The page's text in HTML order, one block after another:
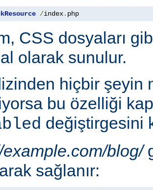
/index. php
CSS dosyaları
olarak sunulur.
hiçbir şeyin
bu özelliği
değiştirgesini
blog/
sağlanır: